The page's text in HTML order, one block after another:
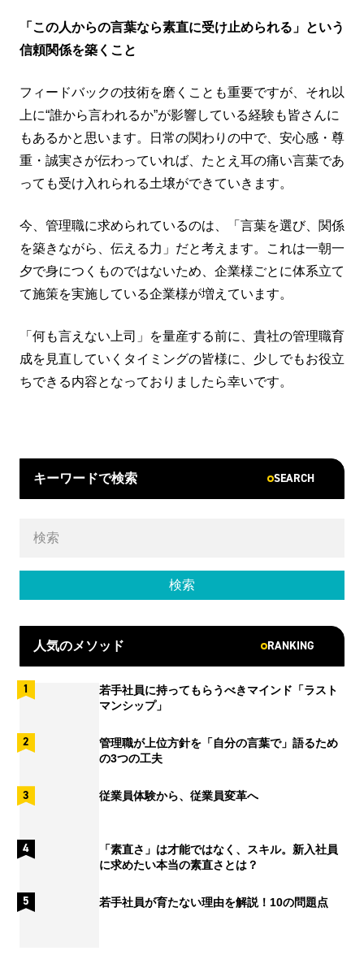
「この人からの言葉なら素直に受け止められる」という
信頼関係を築くこと
フィードバックの技術を磨くことも重要ですが、それ以
上に“誰から言われるか”が影響している経験も皆さんに
もあるかと思います。日常の関わりの中で、安心感・尊
重・誠実さが伝わっていれば、たとえ耳の痛い言葉であ
っても受け入れられる土壌ができていきます。
今、管理職に求められているのは、「言葉を選び、関係
を築きながら、伝える力」だと考えます。これは一朝一
夕で身につくものではないため、企業様ごとに体系立て
て施策を実施している企業様が増えています。
「何も言えない上司」を量産する前に、貴社の管理職育
成を見直していくタイミングの皆様に、少しでもお役立
ちできる内容となっておりましたら幸いです。
キーワードで検索 SEARCH
人気のメソッド RANKING
若手社員に持ってもらうべきマインド「ラスト
マンシップ」
管理職が上位方針を「自分の言葉で」語るため
の3つの工夫
従業員体験から、従業員変革へ
「素直さ」は才能ではなく、スキル。新入社員
に求めたい本当の素直さとは？
若手社員が育たない理由を解説！10の問題点